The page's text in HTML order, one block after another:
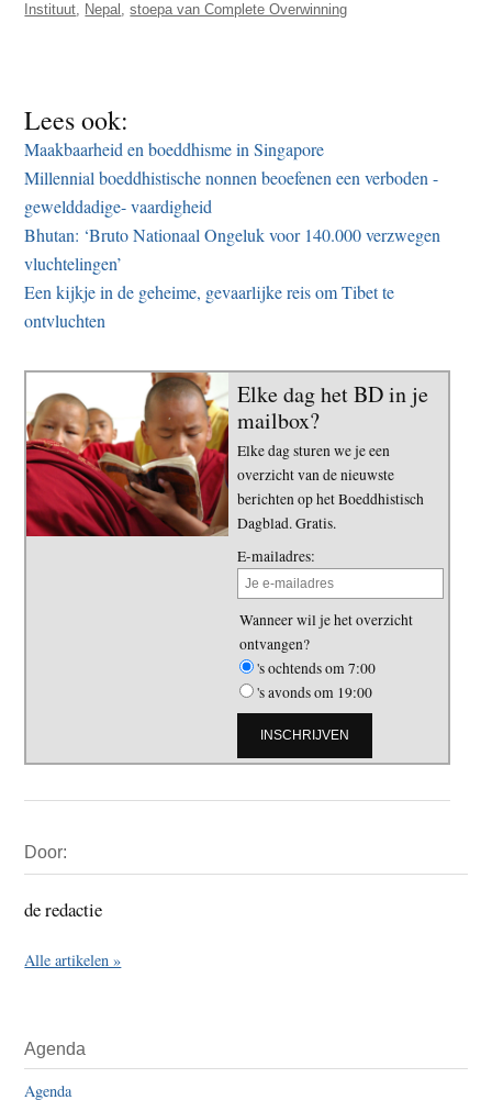
Instituut, Nepal ,stoepa van Complete Overwinning
Lees ook:
Maakbaarheid en boeddhisme in Singapore
Millennial boeddhistische nonnen beoefenen een verboden -
gewelddadige- vaardigheid
Bhutan: ‘Bruto Nationaal Ongeluk voor 140.000 verzwegen
vluchtelingen’
Een kijkje in de geheime, gevaarlijke reis om Tibet te
ontvluchten
Elke dag het BD in je
mailbox?
Elke dag sturen we je een
overzicht van de nieuwste
berichten op het Boeddhistisch
Dagblad. Gratis.
E-mailadres:
Wanneer wil je het overzicht
ontvangen?
's ochtends om 7:00
's avonds om 19:00
Sidebar
Door:
de redactie
Alle artikelen »
Agenda
Agenda